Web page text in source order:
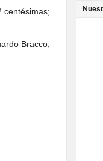
centésimas;
Bracco,